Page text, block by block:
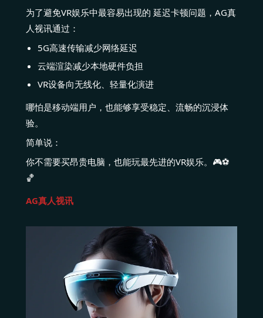
为了避免VR娱乐中最容易出现的 延迟卡顿问题，AG真
人视讯通过：
5G高速传输减少网络延迟
云端渲染减少本地硬件负担
VR设备向无线化、轻量化演进
哪怕是移动端用户，也能够享受稳定、流畅的沉浸体
验。
简单说：
你不需要买昂贵电脑，也能玩最先进的VR娱乐。🎮⚽️
🏀
AG真人视讯